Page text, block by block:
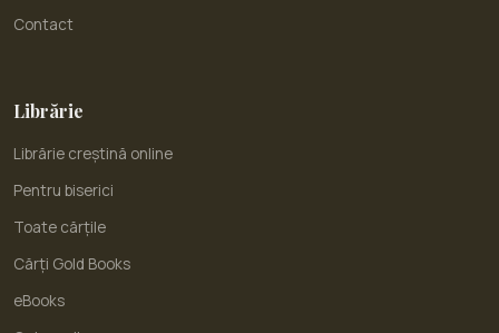
Contact
Librărie
Librărie creștină online
Pentru biserici
Toate cărțile
Cărți Gold Books
eBooks